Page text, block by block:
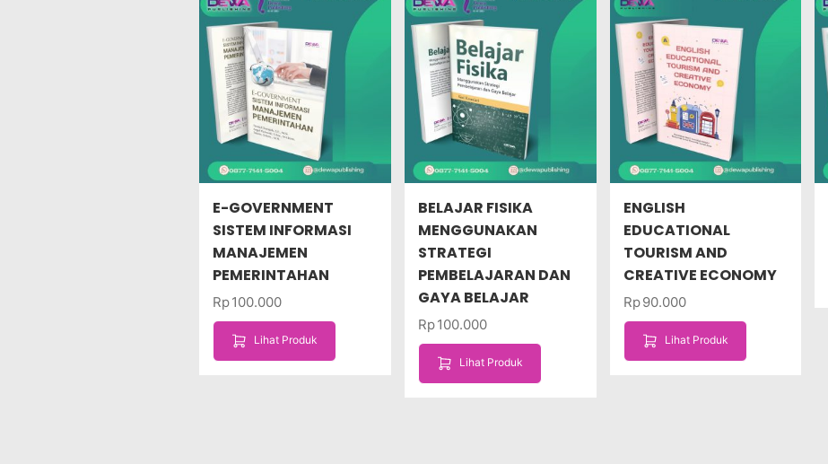
E-GOVERNMENT
SISTEM INFORMASI
MANAJEMEN
PEMERINTAHAN
Rp100.000
Lihat Produk
BELAJAR FISIKA
MENGGUNAKAN
STRATEGI
PEMBELAJARAN DAN
GAYA BELAJAR
Rp100.000
Lihat Produk
ENGLISH
EDUCATIONAL
TOURISM AND
CREATIVE ECONOMY
Rp90.000
Lihat Produk